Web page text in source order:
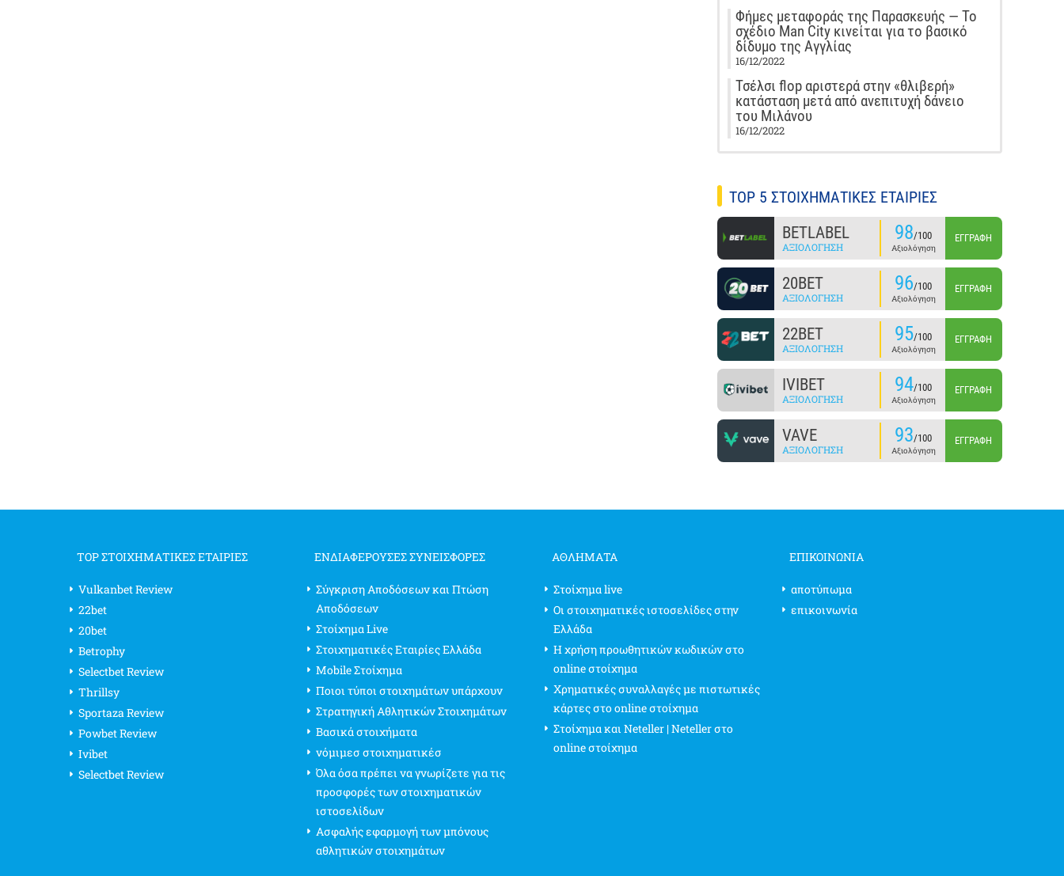
Φήμες μεταφοράς της Παρασκευής — Το
σχέδιο Man City κινείται για το βασικό
δίδυμο της Αγγλίας
16/12/2022
Τσέλσι flop αριστερά στην «θλιβερή»
κατάσταση μετά από ανεπιτυχή δάνειο
του Μιλάνου
16/12/2022
TOP 5 ΣΤΟΙΧΗΜΑΤΙΚΕΣ ΕΤΑΙΡΙΕΣ
BETLABEL
ΑΞΙΟΛΌΓΗΣΗ
98/100
Αξιολόγηση
ΕΓΓΡΑΦΉ
20BET
ΑΞΙΟΛΌΓΗΣΗ
96/100
Αξιολόγηση
ΕΓΓΡΑΦΉ
22BET
ΑΞΙΟΛΌΓΗΣΗ
95/100
Αξιολόγηση
ΕΓΓΡΑΦΉ
IVIBET
ΑΞΙΟΛΌΓΗΣΗ
94/100
Αξιολόγηση
ΕΓΓΡΑΦΉ
VAVE
ΑΞΙΟΛΌΓΗΣΗ
93/100
Αξιολόγηση
ΕΓΓΡΑΦΉ
TOP ΣΤΟΙΧΗΜΑΤΙΚΕΣ ΕΤΑΙΡΙΕΣ
Vulkanbet Review
22bet
20bet
Betrophy
Selectbet Review
Thrillsy
Sportaza Review
Powbet Review
Ivibet
Selectbet Review
ΕΝΔΙΑΦΈΡΟΥΣΕΣ ΣΥΝΕΙΣΦΟΡΈΣ
Σύγκριση Αποδόσεων και Πτώση
Αποδόσεων
Στοίχημα Live
Στοιχηματικές Εταιρίες Ελλάδα
Mobile Στοίχημα
Ποιοι τύποι στοιχημάτων υπάρχουν
Στρατηγική Αθλητικών Στοιχημάτων
Βασικά στοιχήματα
νόμιμεσ στοιχηματικέσ
Όλα όσα πρέπει να γνωρίζετε για τις
προσφορές των στοιχηματικών
ιστοσελίδων
Ασφαλής εφαρμογή των μπόνους
αθλητικών στοιχημάτων
ΑΘΛΗΜΑΤΑ
Στοίχημα live
Οι στοιχηματικές ιστοσελίδες στην
Ελλάδα
Η χρήση προωθητικών κωδικών στο
online στοίχημα
Χρηματικές συναλλαγές με πιστωτικές
κάρτες στο online στοίχημα
Στοίχημα και Neteller | Neteller στο
online στοίχημα
ΕΠΙΚΟΙΝΩΝΊΑ
αποτύπωμα
επικοινωνία